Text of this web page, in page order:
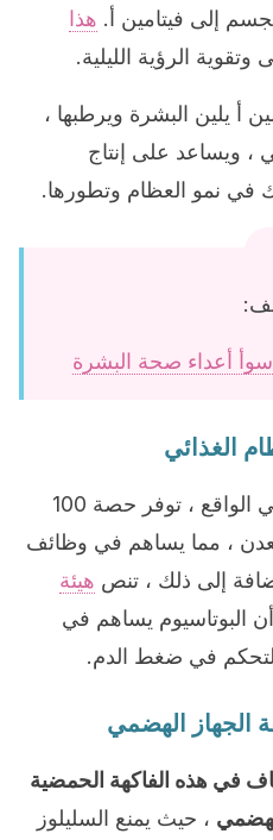
إلى فيتامين أ. هذا
الرؤية الليلية.
أ يلين البشرة ويرطبها ،
، ويساعد على إنتاج
في نمو العظام وتطورها.
أعداء صحة البشرة
الغذائي
في الواقع ، توفر حصة 100
المعدن ، مما يساهم في وظائف
إلى ذلك ، تنص هيئة
البوتاسيوم يساهم في
في ضغط الدم.
الجهاز الهضمي
في هذه الفاكهة الحمضية
، حيث يمنع السليلوز